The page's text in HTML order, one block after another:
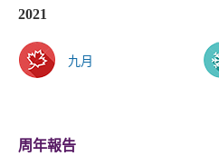
2021
九月
周年報告